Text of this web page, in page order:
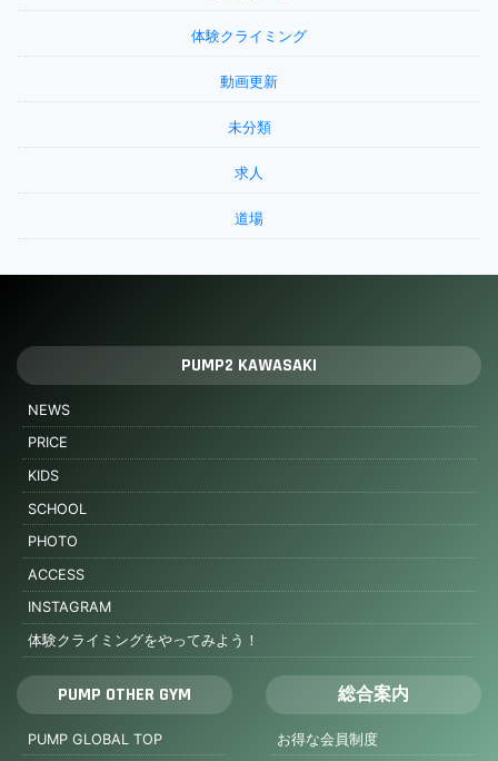
体験クライミング
動画更新
未分類
求人
道場
PUMP2 KAWASAKI
NEWS
PRICE
KIDS
SCHOOL
PHOTO
ACCESS
INSTAGRAM
体験クライミングをやってみよう！
PUMP OTHER GYM
PUMP GLOBAL TOP
総合案内
お得な会員制度